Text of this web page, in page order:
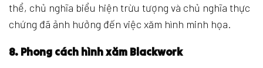
thể, chủ nghĩa biểu hiện trừu tượng và chủ nghĩa thực
chứng đã ảnh hưởng đến việc xăm hình minh họa.
8. Phong cách hình xăm Blackwork